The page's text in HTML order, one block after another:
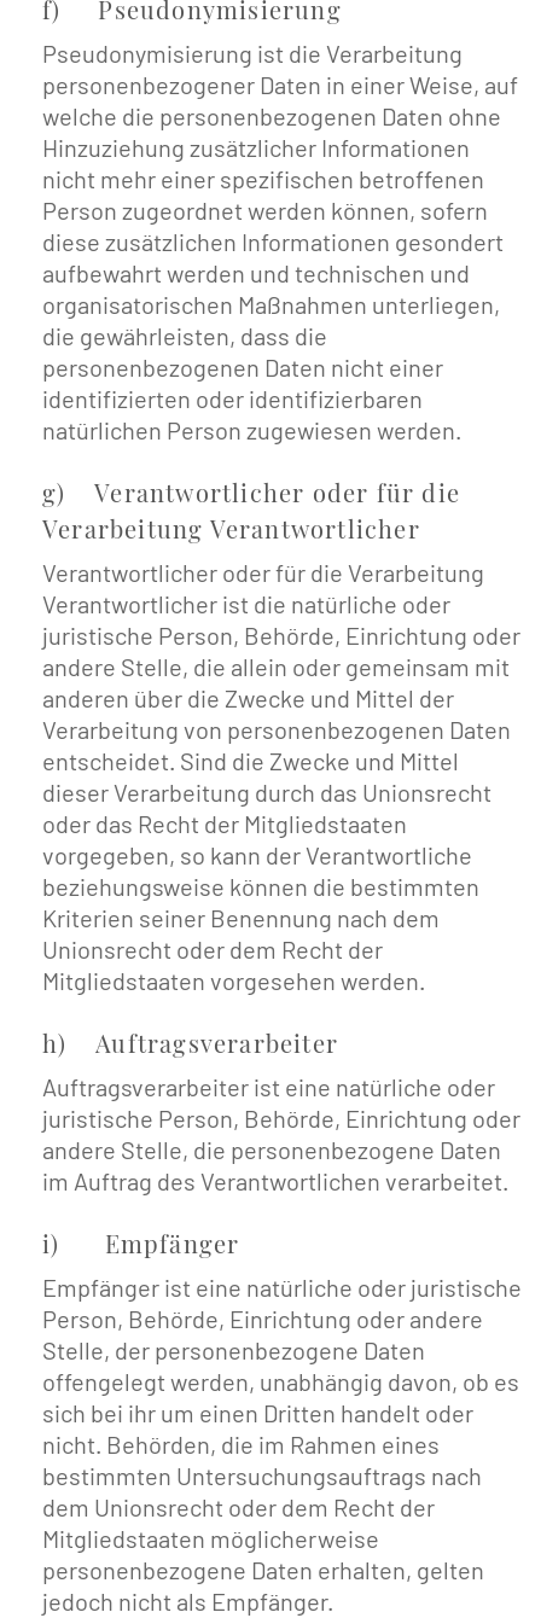
f) Pseudonymisierung
Pseudonymisierung ist die Verarbeitung
personenbezogener Daten in einer Weise, auf
welche die personenbezogenen Daten ohne
Hinzuziehung zusätzlicher Informationen
nicht mehr einer spezifischen betroffenen
Person zugeordnet werden können, sofern
diese zusätzlichen Informationen gesondert
aufbewahrt werden und technischen und
organisatorischen Maßnahmen unterliegen,
die gewährleisten, dass die
personenbezogenen Daten nicht einer
identifizierten oder identifizierbaren
natürlichen Person zugewiesen werden.
g) Verantwortlicher oder für die
Verarbeitung Verantwortlicher
Verantwortlicher oder für die Verarbeitung
Verantwortlicher ist die natürliche oder
juristische Person, Behörde, Einrichtung oder
andere Stelle, die allein oder gemeinsam mit
anderen über die Zwecke und Mittel der
Verarbeitung von personenbezogenen Daten
entscheidet. Sind die Zwecke und Mittel
dieser Verarbeitung durch das Unionsrecht
oder das Recht der Mitgliedstaaten
vorgegeben, so kann der Verantwortliche
beziehungsweise können die bestimmten
Kriterien seiner Benennung nach dem
Unionsrecht oder dem Recht der
Mitgliedstaaten vorgesehen werden.
h) Auftragsverarbeiter
Auftragsverarbeiter ist eine natürliche oder
juristische Person, Behörde, Einrichtung oder
andere Stelle, die personenbezogene Daten
im Auftrag des Verantwortlichen verarbeitet.
i) Empfänger
Empfänger ist eine natürliche oder juristische
Person, Behörde, Einrichtung oder andere
Stelle, der personenbezogene Daten
offengelegt werden, unabhängig davon, ob es
sich bei ihr um einen Dritten handelt oder
nicht. Behörden, die im Rahmen eines
bestimmten Untersuchungsauftrags nach
dem Unionsrecht oder dem Recht der
Mitgliedstaaten möglicherweise
personenbezogene Daten erhalten, gelten
jedoch nicht als Empfänger.